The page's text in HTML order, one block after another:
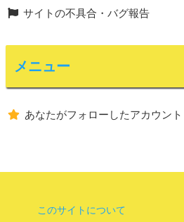
サイトの不具合・バグ報告
メニュー
あなたがフォローしたアカウント
このサイトについて